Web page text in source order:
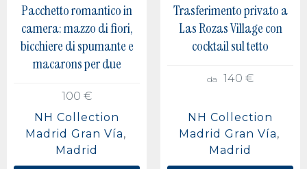
Pacchetto romantico in
camera: mazzo di fiori,
bicchiere di spumante e
macarons per due
100 €
NH Collection
Madrid Gran Vía
Madrid
Trasferimento privato a
Las Rozas Village con
cocktail sul tetto
da 140 €
NH Collection
Madrid Gran Vía
Madrid